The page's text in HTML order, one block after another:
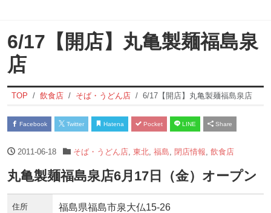
6/17【開店】丸亀製麺福島泉
店
TOP 飲食店 そば・うどん店 6/17【開店】丸亀製麺福島泉店
Facebook Twitter Hatena Pocket LINE Share
2011-06-18 そば・うどん店, 東北, 福島 閉店情報 飲食店
丸亀製麺福島泉店6月17日（金）オープン
住所 福島県福島市泉大仏15-26